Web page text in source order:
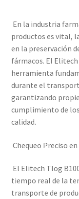
En la industria
productos es vital,
en la preservación
fármacos. El
herramienta
durante el
garantizando
cumplimiento de
calidad.
Chequeo Preciso
El Elitech Tlog
tiempo real de la
transporte de